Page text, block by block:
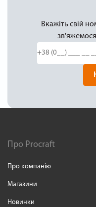
Вкажіть свій
Про Procraft
Про компанію
Магазини
Новинки